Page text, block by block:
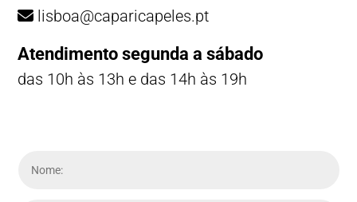
lisboa@caparicapeles.pt
Atendimento segunda a sábado
das 10h às 13h e das 14h às 19h